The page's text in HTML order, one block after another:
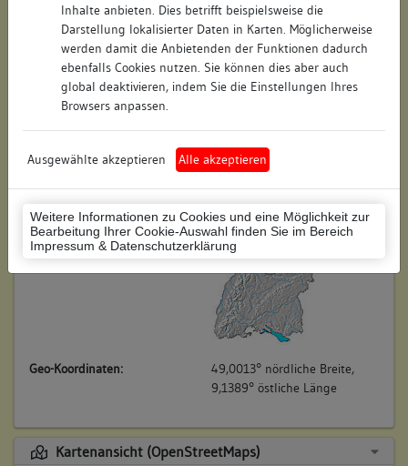
Inhalte anbieten. Dies betrifft beispielsweise die
Darstellung lokalisierter Daten in Karten. Möglicherweise
werden damit die Anbietenden der Funktionen dadurch
ebenfalls Cookies nutzen. Sie können dies aber auch
global deaktivieren, indem Sie die Einstellungen Ihres
Browsers anpassen.
Ausgewählte akzeptieren Alle akzeptieren
Weitere Informationen zu Cookies und eine Möglichkeit zur
Bearbeitung Ihrer Cookie-Auswahl finden Sie im Bereich
Impressum & Datenschutzerklärung
Regierungsbezirk: Stuttgart
Ludwigsburg (Landkreis)
Wohnplatzschlüssel: 8118007001
Flurstücknummer: keine
Historischer Straßenname: keiner
Lage des Wohnplatzes:
Geo-Koordinaten:
49,0013° nördliche Breite,
9,1389° östliche Länge
Kartenansicht (OpenStreetMaps)